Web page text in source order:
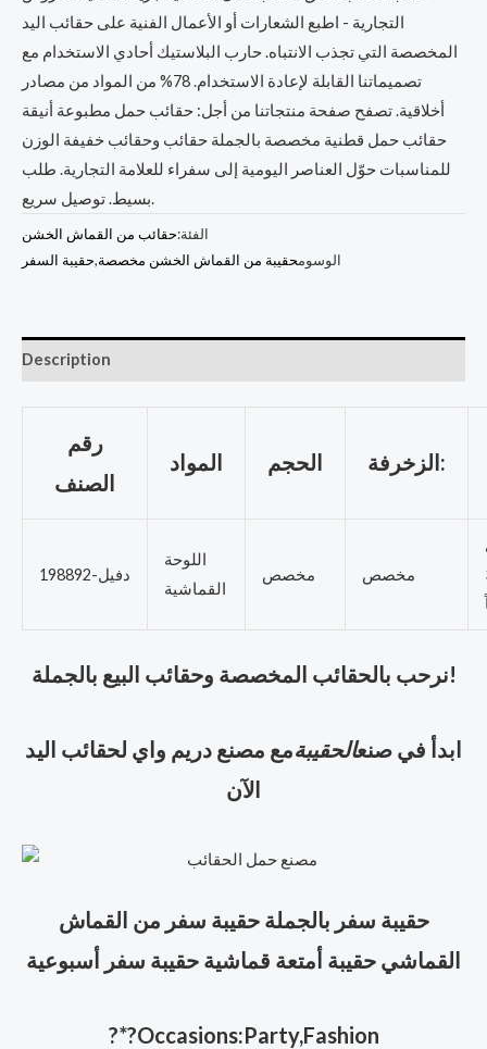
التجارية - اطبع الشعارات أو الأعمال الفنية على حقائب اليد
المخصصة التي تجذب الانتباه. حارب البلاستيك أحادي الاستخدام مع
تصميماتنا القابلة لإعادة الاستخدام. 78% من المواد من مصادر
أخلاقية. تصفح صفحة منتجاتنا من أجل: حقائب حمل مطبوعة أنيقة
حقائب حمل قطنية مخصصة بالجملة حقائب وحقائب خفيفة الوزن
للمناسبات حوّل العناصر اليومية إلى سفراء للعلامة التجارية. طلب
بسيط. توصيل سريع.
الفئة:حقائب من القماش الخشن
الوسومحقيبة من القماش الخشن مخصصة,حقيبة السفر
Description
رقم
الصنف
المواد الحجم الزخرفة:
دفيل-198892
اللوحة
القماشية
مخصص مخصص
نرحب بالحقائب المخصصة وحقائب البيع بالجملة!
ابدأ في صنعالحقيبةمع مصنع دريم واي لحقائب اليد
الآن
حقيبة سفر بالجملة حقيبة سفر من القماش
القماشي حقيبة أمتعة قماشية حقيبة سفر أسبوعية
?*?Occasions:Party,Fashion